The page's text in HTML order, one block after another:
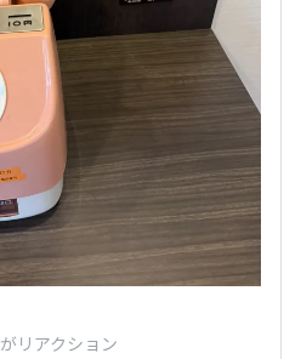
がリアクション